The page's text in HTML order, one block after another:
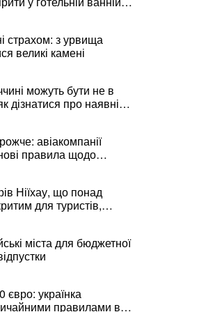
мандрівниці
страхом: з урвища
великі камені
можуть бути не в
дізнатися про наявні
авіакомпанії
правила щодо
Ніїхау, що понад
для туристів,
перших відвідувачів
міста для бюджетної
українка
правилами в